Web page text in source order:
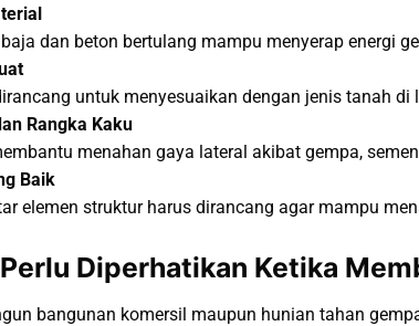
dan beton bertulang mampu menyerap energi
untuk menyesuaikan dengan jenis tanah
Rangka Kaku
menahan gaya lateral akibat gempa,
Baik
elemen struktur harus dirancang agar mampu
Diperhatikan Ketika
bangunan komersil maupun hunian tahan